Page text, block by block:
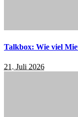
Talkbox: Wie viel
21. Juli 2026